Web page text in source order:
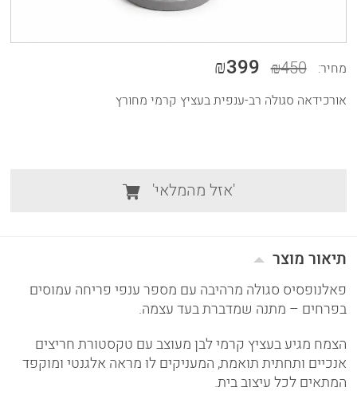
מחיר: ₪450
₪399
אורכידאה סגולה רב-ענפית בעציץ קרמי מחורץ
'אזל מהמלאי'
תיאור מוצר
פאלנופסיס סגולה מרהיבה עם מספר ענפי פריחה עמוסים
בפרחים – מתנה שמדברת בעד עצמה.
הצמח מגיע בעציץ קרמי לבן מעוצב עם טקסטורת חריצים
אנכיים ותחתית תואמת, המעניקים לו מראה אלגנטי ומוקפד
המתאים לכל עיצוב בית.